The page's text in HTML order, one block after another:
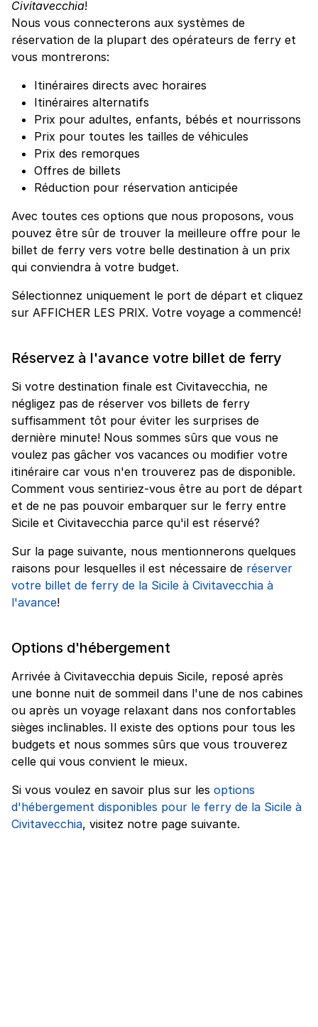
Civitavecchia!
Nous vous connecterons aux systèmes de
réservation de la plupart des opérateurs de ferry et
vous montrerons:
Itinéraires directs avec horaires
Itinéraires alternatifs
Prix pour adultes, enfants, bébés et nourrissons
Prix pour toutes les tailles de véhicules
Prix des remorques
Offres de billets
Réduction pour réservation anticipée
Avec toutes ces options que nous proposons, vous
pouvez être sûr de trouver la meilleure offre pour le
billet de ferry vers votre belle destination à un prix
qui conviendra à votre budget.
Sélectionnez uniquement le port de départ et cliquez
sur AFFICHER LES PRIX. Votre voyage a commencé!
Réservez à l'avance votre billet de ferry
Si votre destination finale est Civitavecchia, ne
négligez pas de réserver vos billets de ferry
suffisamment tôt pour éviter les surprises de
dernière minute! Nous sommes sûrs que vous ne
voulez pas gâcher vos vacances ou modifier votre
itinéraire car vous n'en trouverez pas de disponible.
Comment vous sentiriez-vous être au port de départ
et de ne pas pouvoir embarquer sur le ferry entre
Sicile et Civitavecchia parce qu'il est réservé?
Sur la page suivante, nous mentionnerons quelques
raisons pour lesquelles il est nécessaire de réserver
votre billet de ferry de la Sicile à Civitavecchia à
l'avance!
Options d'hébergement
Arrivée à Civitavecchia depuis Sicile, reposé après
une bonne nuit de sommeil dans l'une de nos cabines
ou après un voyage relaxant dans nos confortables
sièges inclinables. Il existe des options pour tous les
budgets et nous sommes sûrs que vous trouverez
celle qui vous convient le mieux.
Si vous voulez en savoir plus sur les options
d'hébergement disponibles pour le ferry de la Sicile à
Civitavecchia, visitez notre page suivante.